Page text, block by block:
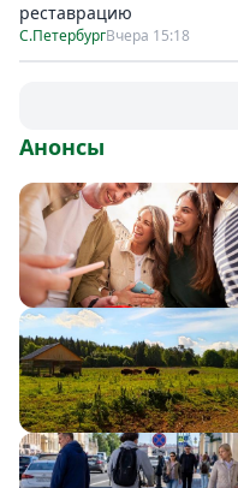
реставрацию
С.ПетербургВчера 15:18
Анонсы